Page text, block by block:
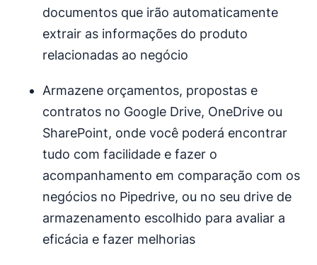
documentos que irão automaticamente
extrair as informações do produto
relacionadas ao negócio
Armazene orçamentos, propostas e
contratos no Google Drive, OneDrive ou
SharePoint, onde você poderá encontrar
tudo com facilidade e fazer o
acompanhamento em comparação com os
negócios no Pipedrive, ou no seu drive de
armazenamento escolhido para avaliar a
eficácia e fazer melhorias